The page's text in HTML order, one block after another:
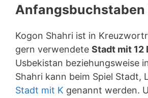
Anfangsbuchstaben
Kogon Shahri ist in
gern verwendete Stadt mit 12
Usbekistan beziehungsweise
Shahri kann beim Spiel Stadt,
Stadt mit K genannt werden.